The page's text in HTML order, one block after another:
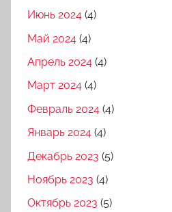
Июнь 2024 (4)
Май 2024 (4)
Апрель 2024 (4)
Март 2024 (4)
Февраль 2024 (4)
Январь 2024 (4)
Декабрь 2023 (5)
Ноябрь 2023 (4)
Октябрь 2023 (5)